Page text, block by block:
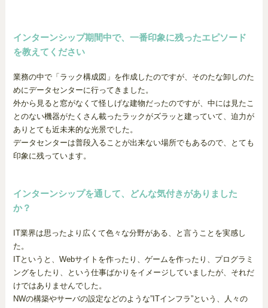
インターンシップ期間中で、一番印象に残ったエピソード
を教えてください
業務の中で「ラック構成図」を作成したのですが、そのたな卸しのた
めにデータセンターに行ってきました。
外から見ると窓がなくて怪しげな建物だったのですが、中には見たこ
とのない機器がたくさん載ったラックがズラッと建っていて、迫力が
ありとても近未来的な光景でした。
データセンターは普段入ることが出来ない場所でもあるので、とても
印象に残っています。
インターンシップを通して、どんな気付きがありました
か？
IT業界は思ったより広くて色々な分野がある、と言うことを実感し
た。
ITというと、Webサイトを作ったり、ゲームを作ったり、プログラミ
ングをしたり、という仕事ばかりをイメージしていましたが、それだ
けではありませんでした。
NWの構築やサーバの設定などのような”ITインフラ”という、人々の